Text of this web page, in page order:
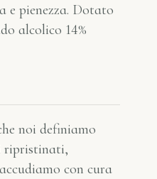
e pienezza. Dotato
alcolico 14%
noi definiamo
ripristinati,
con cura